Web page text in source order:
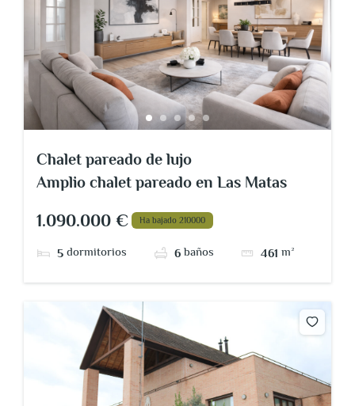
CONTACTO
Chalet pareado de lujo
Amplio chalet pareado en Las Matas
1.090.000 € Ha bajado 210000
5dormitorios 6baños 461 m²